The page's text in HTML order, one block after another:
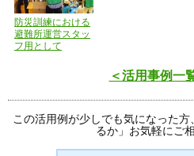
防災訓練における
避難所運営スタッ
フ用として
＜活用事例一
この活用例が少しでも気になった
るか」お気軽にご